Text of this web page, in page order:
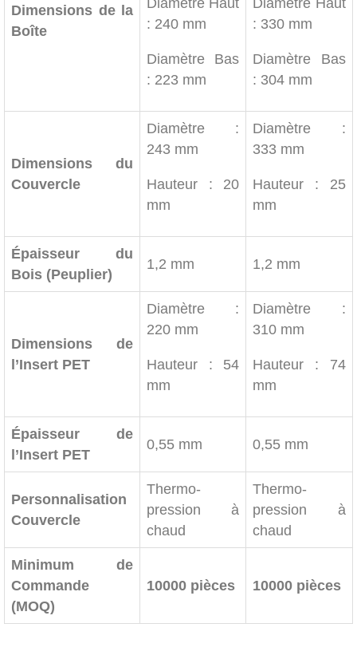
Dimensions de la
Boîte
Diamètre Haut
: 240 mm
Diamètre Bas
: 223 mm
Diamètre Haut
: 330 mm
Diamètre Bas
: 304 mm
Dimensions du
Couvercle
Diamètre :
243 mm
Hauteur : 20
mm
Diamètre :
333 mm
Hauteur : 25
mm
Épaisseur du
Bois (Peuplier)
1,2 mm 1,2 mm
Dimensions de
l’Insert PET
Diamètre :
220 mm
Hauteur : 54
mm
Diamètre :
310 mm
Hauteur : 74
mm
Épaisseur de
l’Insert PET
0,55 mm 0,55 mm
Personnalisation
Couvercle
Thermo-
pression à
chaud
Thermo-
pression à
chaud
Minimum de
Commande
(MOQ)
10000 pièces 10000 pièces